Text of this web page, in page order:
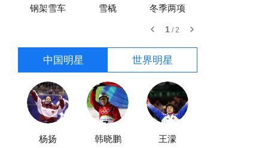
钢架雪车 雪橇 冬季两项
1 /2
中国明星 世界明星
杨扬 韩晓鹏 王濛